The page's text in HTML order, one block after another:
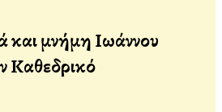
μνήμη Ιωάννου
Καθεδρικό